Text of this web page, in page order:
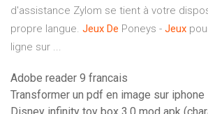
d'assistance Zylom se tient à votre
propre langue. Jeux De Poneys - Jeux
ligne sur ...
Adobe reader 9 francais
Transformer un pdf en image sur iphone